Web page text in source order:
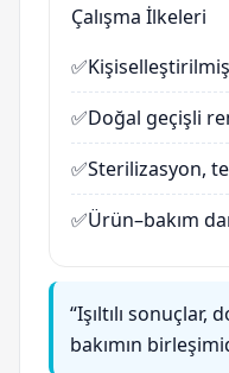
Çalışma İlkeleri
✅
✅Doğal geçişli
✅Sterilizasyon,
✅Ürün–bakım
“Işıltılı
bakımın